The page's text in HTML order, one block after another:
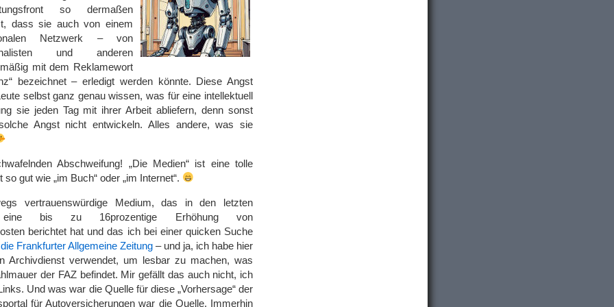
so dermaßen
dass sie auch von einem
Netzwerk – von
und anderen
mit dem Reklamewort
bezeichnet – erledigt werden könnte. Diese Angst
selbst ganz genau wissen, was für eine intellektuell
sie jeden Tag mit ihrer Arbeit abliefern, denn sonst
Angst nicht entwickeln. Alles andere, was sie
Abschweifung! „Die Medien“ ist eine tolle
gut wie „im Buch“ oder „im Internet“.
vertrauenswürdige Medium, das in den letzten
bis zu 16prozentige Erhöhung von
berichtet hat und das ich bei einer quicken Suche
Frankfurter Allgemeine Zeitung – und ja, ich habe hier
Archivdienst verwendet, um lesbar zu machen, was
der FAZ befindet. Mir gefällt das auch nicht, ich
Und was war die Quelle für diese „Vorhersage“ der
für Autoversicherungen war die Quelle. Immerhin